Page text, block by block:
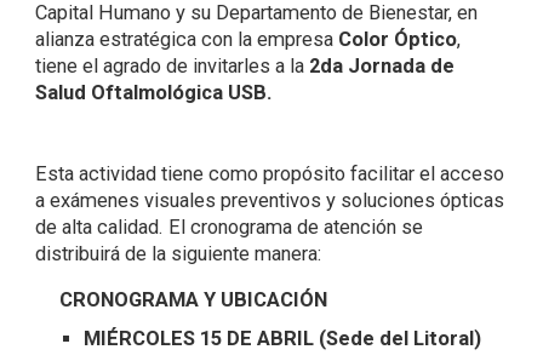
Capital Humano y su Departamento de Bienestar, en
alianza estratégica con la empresa Color Óptico,
tiene el agrado de invitarles a la 2da Jornada de
Salud Oftalmológica USB.
Esta actividad tiene como propósito facilitar el acceso
a exámenes visuales preventivos y soluciones ópticas
de alta calidad. El cronograma de atención se
distribuirá de la siguiente manera:
CRONOGRAMA Y UBICACIÓN
MIÉRCOLES 15 DE ABRIL (Sede del Litoral)